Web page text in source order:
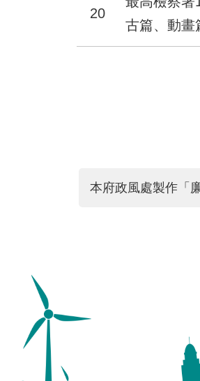
20
古篇、動畫
本府政風處製作「